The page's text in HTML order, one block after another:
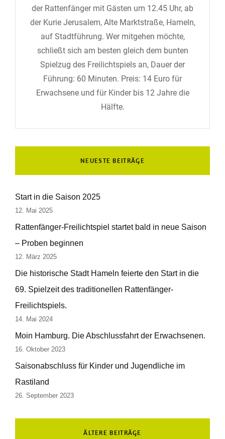
der Rattenfänger mit Gästen um 12.45 Uhr, ab
der Kurie Jerusalem, Alte Marktstraße, Hameln,
auf Stadtführung. Wer mitgehen möchte,
schließt sich am besten gleich dem bunten
Spielzug des Freilichtspiels an, Dauer der
Führung: 60 Minuten. Preis: 14 Euro für
Erwachsene und für Kinder bis 12 Jahre die
Hälfte.
NEUESTE BEITRÄGE
Start in die Saison 2025
12. Mai 2025
Rattenfänger-Freilichtspiel startet bald in neue Saison
– Proben beginnen
12. März 2025
Die historische Stadt Hameln feierte den Start in die
69. Spielzeit des traditionellen Rattenfänger-
Freilichtspiels.
14. Mai 2024
Moin Hamburg. Die Abschlussfahrt der Erwachsenen.
16. Oktober 2023
Saisonabschluss für Kinder und Jugendliche im
Rastiland
26. September 2023
ÄLTERE BEITRÄGE